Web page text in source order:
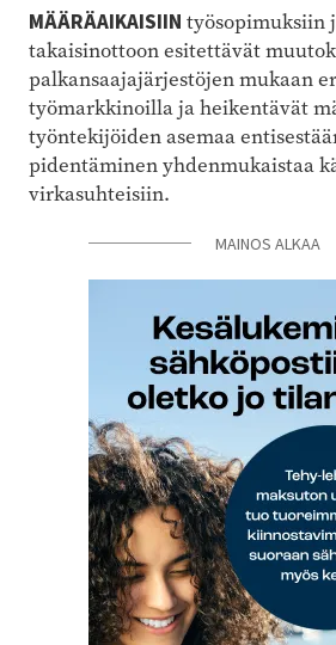
MÄÄRÄAIKAISIIN työsopimuksiin
takaisinottoon esitettävät
palkansaajajärjestöjen mukaan
työmarkkinoilla ja heikentävät
työntekijöiden asemaa
pidentäminen yhdenmukaistaa
virkasuhteisiin.
MAINOS ALKAA